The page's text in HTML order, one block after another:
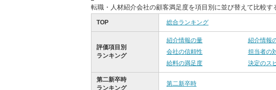
転職・人材紹介会社の顧客満足度を項目別に並び替えて比較す
TOP 総合ランキング
評価項目別
ランキング
紹介情報の量 紹介情報
会社の信頼性
担当者の
給料の満足度
決定のス
第二新卒時
ランキング
第二新卒時